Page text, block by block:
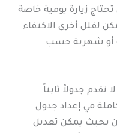
زيارة يومية خاصة
لفلل أخرى الاكتفاء
أو شهرية حسب
تقدم جدولاً ثابتاً
في إعداد جدول
بحيث يمكن تعديل